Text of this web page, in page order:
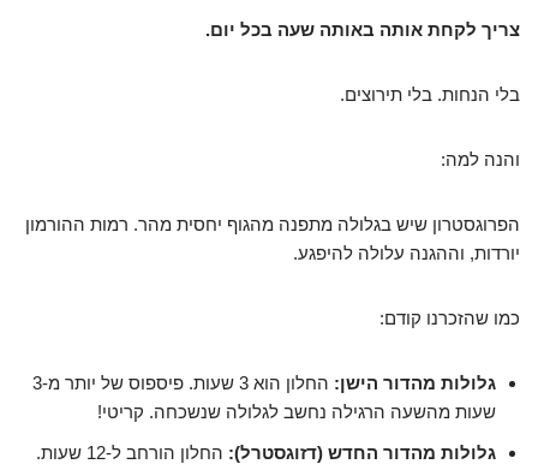
צריך לקחת אותה באותה שעה בכל יום.
בלי הנחות. בלי תירוצים.
והנה למה:
הפרוגסטרון שיש בגלולה מתפנה מהגוף יחסית מהר. רמות ההורמון
יורדות, וההגנה עלולה להיפגע.
כמו שהזכרנו קודם:
גלולות מהדור הישן:
החלון הוא 3 שעות. פיספוס של יותר מ-3
שעות מהשעה הרגילה נחשב לגלולה שנשכחה. קריטי!
גלולות מהדור החדש (דזוגסטרל):
החלון הורחב ל-12 שעות.